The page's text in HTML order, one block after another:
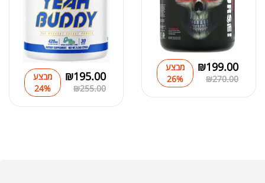
₪270.00
₪199.00
מבצע
26%
₪255.00
₪195.00
מבצע
24%